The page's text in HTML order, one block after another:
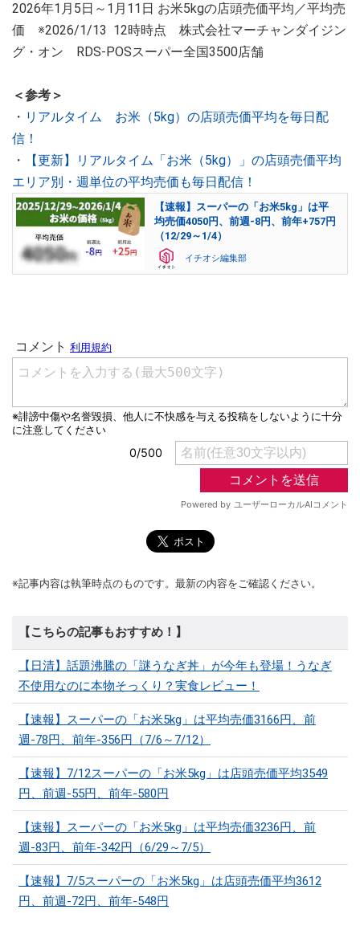
2026年1月5日～1月11日 お米5kgの店頭売価平均／平均売
価 ※2026/1/13 12時時点 株式会社マーチャンダイジン
グ・オン RDS-POSスーパー全国3500店舗
＜参考＞
・ リアルタイム お米（5kg）の店頭売価平均を毎日配
信！
・
【更新】リアルタイム「お米（5kg）」の店頭売価平均
エリア別・週単位の平均売価も毎日配信！
【速報】スーパーの「お米5kg」は平
均売価4050円、前週-8円、前年+757円
（12/29～1/4）
イチオシ編集部
※記事内容は執筆時点のものです。最新の内容をご確認ください。
【こちらの記事もおすすめ！】
【日清】話題沸騰の「謎うなぎ丼」が今年も登場！うなぎ
不使用なのに本物そっくり？実食レビュー！
【速報】スーパーの「お米5kg」は平均売価3166円、前
週-78円、前年-356円（7/6～7/12）
【速報】7/12スーパーの「お米5kg」は店頭売価平均3549
円、前週-55円、前年-580円
【速報】スーパーの「お米5kg」は平均売価3236円、前
週-83円、前年-342円（6/29～7/5）
【速報】7/5スーパーの「お米5kg」は店頭売価平均3612
円、前週-72円、前年-548円